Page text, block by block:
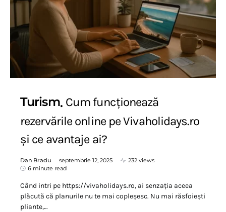
Turism Cum funcționează
rezervările online pe Vivaholidays.ro
și ce avantaje ai?
Dan Bradu septembrie 12, 2025
232 views
6 minute read
Când intri pe https://vivaholidays.ro, ai senzația aceea
plăcută că planurile nu te mai copleșesc. Nu mai răsfoiești
pliante,…